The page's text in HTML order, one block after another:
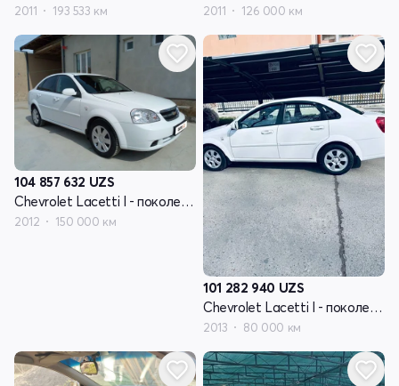
2011 193 533 км 2011 126 000 км
104 857 632 UZS
Chevrolet Lacetti I - поколение
2012 150 000 км
101 282 940 UZS
Chevrolet Lacetti I - поколение
2013 80 000 км